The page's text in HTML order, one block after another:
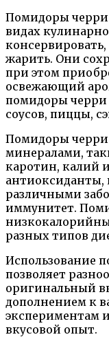
Помидоры черри
видах
жарить. Они
при этом
освежающий
помидоры
соусов, пиццы,
Помидоры
минералами,
каротин, калий
антиоксиданты,
различными
иммунитет.
разных типов
Использование
позволяет
оригинальный
дополнением к
экспериментам
вкусовой опыт.